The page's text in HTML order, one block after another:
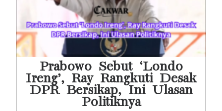
Prabowo Sebut ‘Londo
Ireng’, Ray Rangkuti Desak
DPR Bersikap, Ini Ulasan
Politiknya